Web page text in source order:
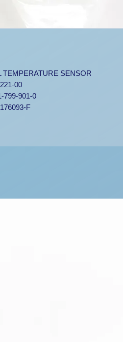
TEMPERATURE SENSOR
00
799-901-0
F